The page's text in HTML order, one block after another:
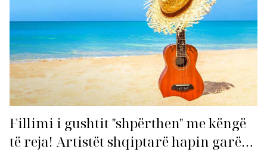
Fillimi i gushtit "shpërthen" me këngë
të reja! Artistët shqiptarë hapin garën